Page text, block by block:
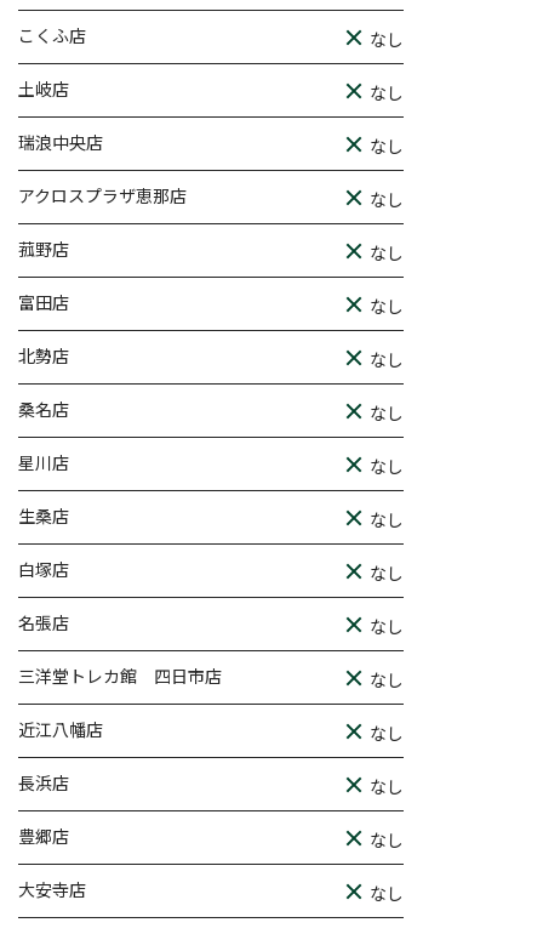
こくふ店 なし
土岐店 なし
瑞浪中央店 なし
アクロスプラザ恵那店 なし
菰野店 なし
富田店 なし
北勢店 なし
桑名店 なし
星川店 なし
生桑店 なし
白塚店 なし
名張店 なし
三洋堂トレカ館 四日市店 なし
近江八幡店 なし
長浜店 なし
豊郷店 なし
大安寺店 なし